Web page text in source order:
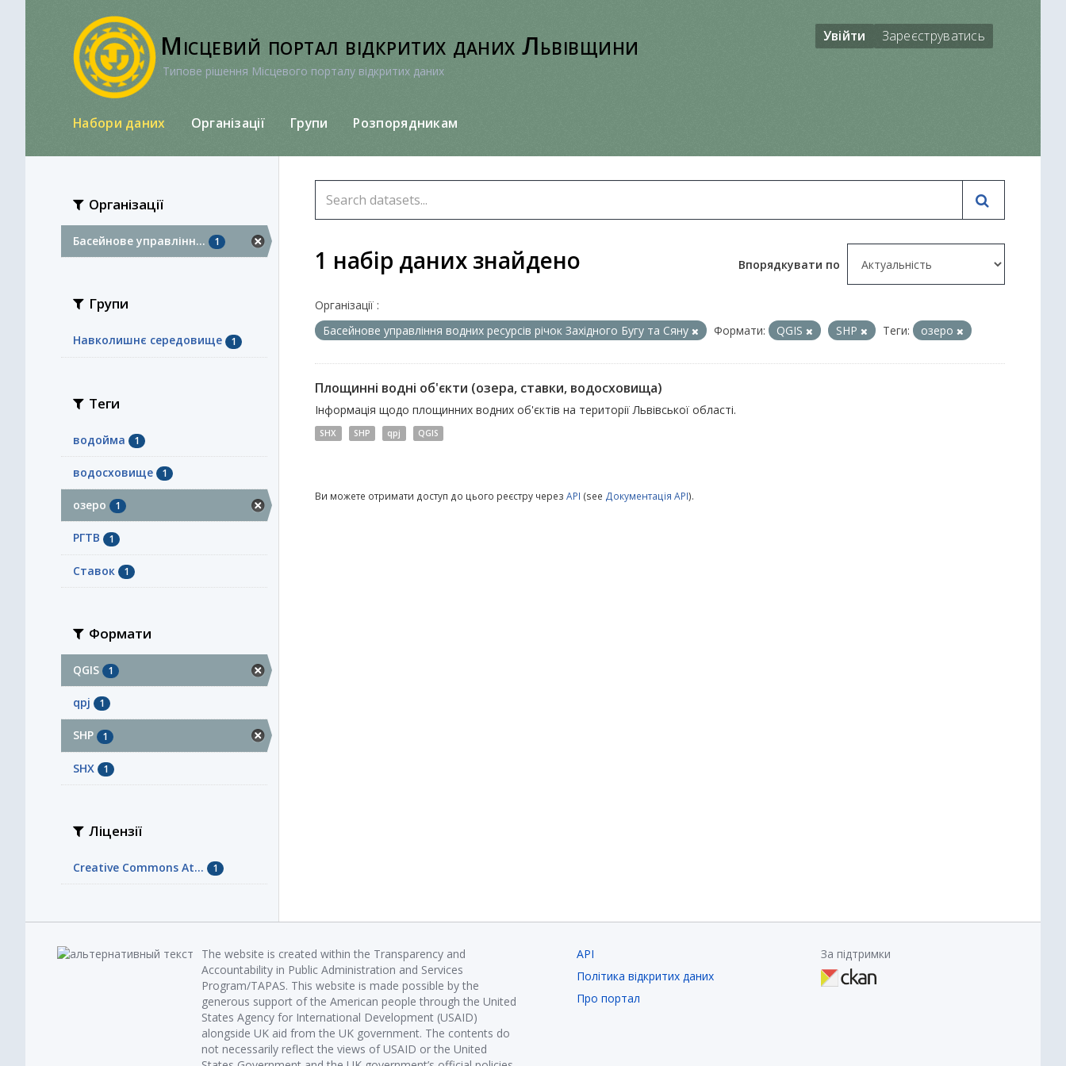
Місцевий портал відкритих даних Львівщини
Типове рішення Місцевого порталу відкритих даних
Увійти Зареєструватись
Набори даних Організації Групи Розпорядникам
Організації
Басейнове управлінн... 1
Групи
Навколишнє середовище 1
Теги
водойма 1
водосховище 1
озеро 1
РГТВ 1
Ставок 1
Формати
QGIS 1
qpj 1
SHP 1
SHX 1
Ліцензії
Creative Commons At... 1
Впорядкувати по
1 набір даних знайдено
Організації :
Басейнове управління водних ресурсів річок Західного Бугу та Сяну
Формати: QGIS SHP Теги: озеро
Площинні водні об'єкти (озера, ставки, водосховища)
Інформація щодо площинних водних об'єктів на території Львівської області.
SHX SHP qpj QGIS
Ви можете отримати доступ до цього реєстру через API (see Документація API).
The website is created within the Transparency and
Accountability in Public Administration and Services
Program/TAPAS. This website is made possible by the
generous support of the American people through the United
States Agency for International Development (USAID)
alongside UK aid from the UK government. The contents do
not necessarily reflect the views of USAID or the United
API
Політика відкритих даних
Про портал
За підтримки